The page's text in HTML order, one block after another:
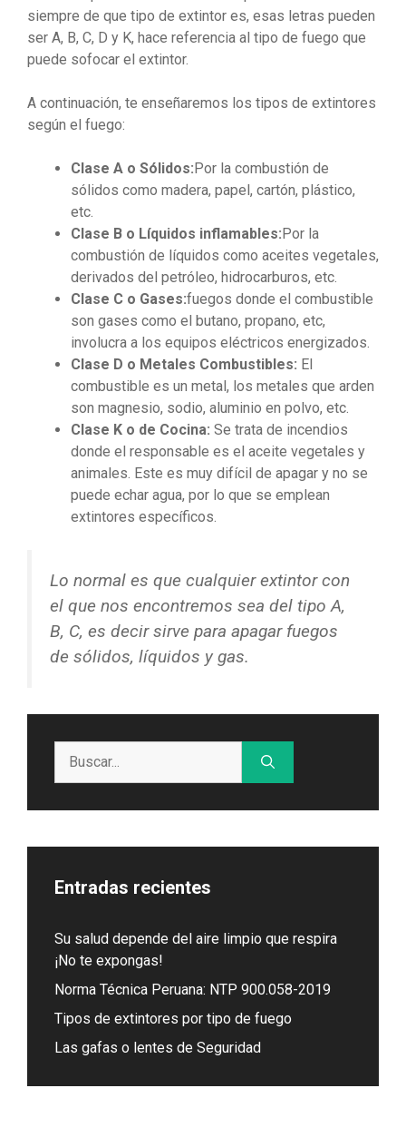
siempre de que tipo de extintor es, esas letras pueden
ser A, B, C, D y K, hace referencia al tipo de fuego que
puede sofocar el extintor.
A continuación, te enseñaremos los tipos de extintores
según el fuego:
Clase A o Sólidos: Por la combustión de
sólidos como madera, papel, cartón, plástico,
etc.
Clase B o Líquidos inflamables: Por la
combustión de líquidos como aceites vegetales,
derivados del petróleo, hidrocarburos, etc.
Clase C o Gases:fuegos donde el combustible
son gases como el butano, propano, etc,
involucra a los equipos eléctricos energizados.
Clase D o Metales Combustibles: El
combustible es un metal, los metales que arden
son magnesio, sodio, aluminio en polvo, etc.
Clase K o de Cocina: Se trata de incendios
donde el responsable es el aceite vegetales y
animales. Este es muy difícil de apagar y no se
puede echar agua, por lo que se emplean
extintores específicos.
Lo normal es que cualquier extintor con
el que nos encontremos sea del tipo A,
B, C, es decir sirve para apagar fuegos
de sólidos, líquidos y gas.
Entradas recientes
Su salud depende del aire limpio que respira
¡No te expongas!
Norma Técnica Peruana: NTP 900.058-2019
Tipos de extintores por tipo de fuego
Las gafas o lentes de Seguridad